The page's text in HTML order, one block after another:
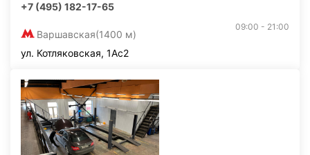
+7 (495) 182-17-65
Варшавская(1400 м)
09:00 - 21:00
ул. Котляковская, 1Ас2